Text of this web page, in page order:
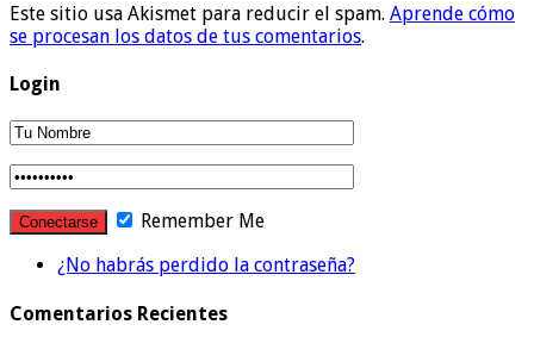
Este sitio usa Akismet para reducir el spam. Aprende cómo
se procesan los datos de tus comentarios.
Login
Remember Me
¿No habrás perdido la contraseña?
Comentarios Recientes